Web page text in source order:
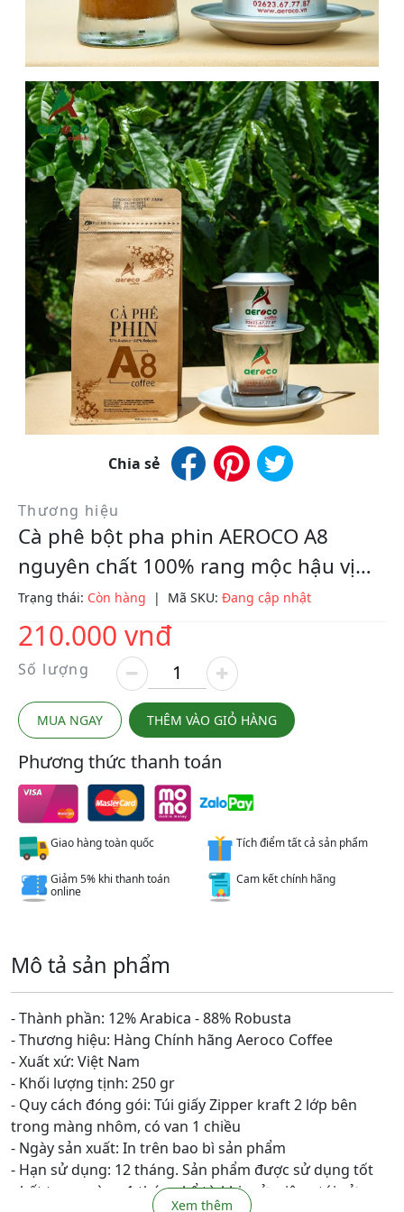
Chia sẻ
Thương hiệu
Cà phê bột pha phin AEROCO A8
nguyên chất 100% rang mộc hậu vị
ngọt thơm quyến rũ, gói 250gr
Trạng thái: Còn hàng | Mã SKU: Đang cập nhật
210.000 vnđ
Số lượng
MUA NGAY THÊM VÀO GIỎ HÀNG
Phương thức thanh toán
Giao hàng toàn quốc Tích điểm tất cả sản phẩm
Giảm 5% khi thanh toán
online
Cam kết chính hãng
Mô tả sản phẩm
- Thành phần: 12% Arabica - 88% Robusta
- Thương hiệu: Hàng Chính hãng Aeroco Coffee
- Xuất xứ: Việt Nam
- Khối lượng tịnh: 250 gr
- Quy cách đóng gói: Túi giấy Zipper kraft 2 lớp bên
trong màng nhôm, có van 1 chiều
- Ngày sản xuất: In trên bao bì sản phẩm
- Hạn sử dụng: 12 tháng. Sản phẩm được sử dụng tốt
nhất trong vòng 1 tháng kể từ khi mở miệng túi sử
Xem thêm